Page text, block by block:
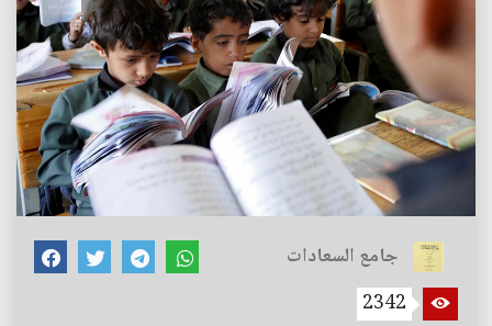
جامع السعادات
2342